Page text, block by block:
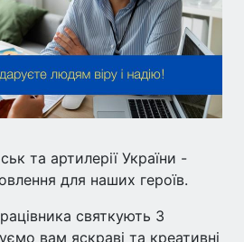
та артилерії України -
для наших героїв.
святкують 3
вам яскраві та креативні